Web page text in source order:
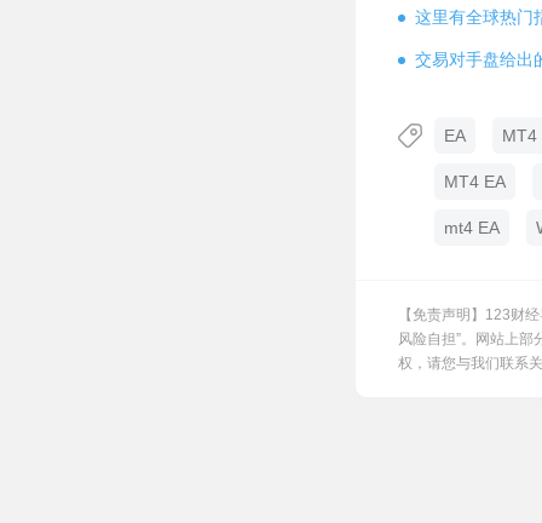
这里有全球热门
交易对手盘给出
EA MT4
MT4 EA
mt4 EA
【免责声明】123财
风险自担”。网站上
权，请您与我们联系